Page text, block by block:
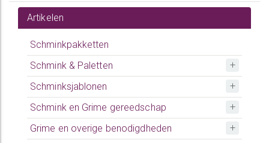
Artikelen
Schminkpakketten
Schmink & Paletten
Schminksjablonen
Schmink en Grime gereedschap
Grime en overige benodigdheden